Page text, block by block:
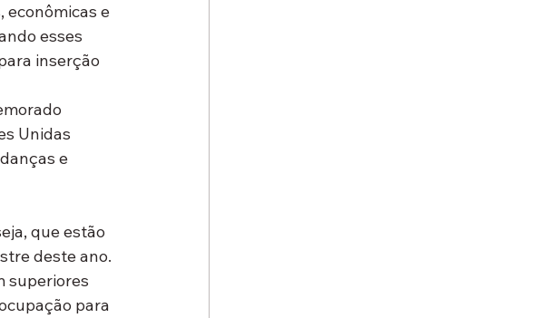
econômicas e
esses
inserção
Unidas
e
que estão
deste ano.
superiores
para